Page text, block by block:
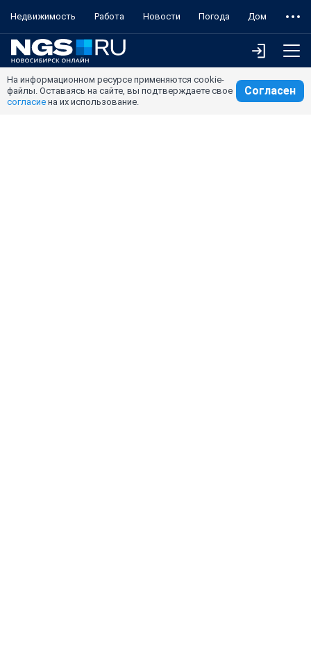
Недвижимость Работа Новости Погода Дом
На информационном ресурсе применяются cookie-
файлы. Оставаясь на сайте, вы подтверждаете свое
согласие на их использование.
Согласен